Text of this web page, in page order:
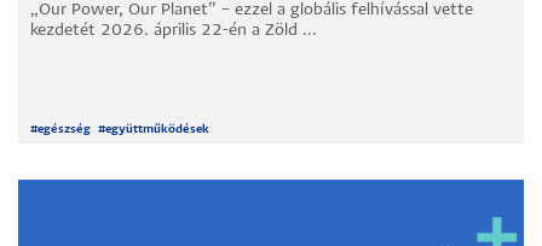
„Our Power, Our Planet” – ezzel a globális felhívással vette
kezdetét 2026. április 22-én a Zöld ...
#egészség #együttműködések